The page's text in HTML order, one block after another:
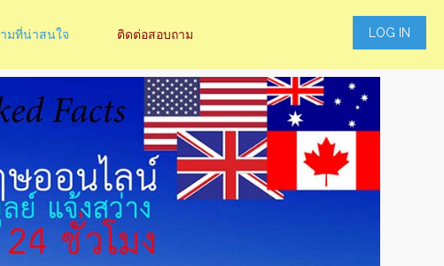
มที่น่าสนใจ ติดต่อสอบถาม LOG IN